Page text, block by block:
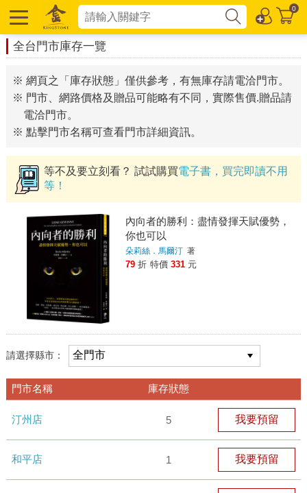
0
全台門市庫存一覽
※ 網頁之「庫存狀態」僅供參考，有無庫存請電洽門市。
※ 門市、網路價格及贈品可能略有不同，實際售價.贈品請
電洽門市。
※ 點擊門市名稱可查看門市詳細資訊。
等不及要立刻看？ 試試購買電子書，買完即讀不用
等！
內向者的勝利：盡情發揮天賦優勢，
你也可以
朵莉絲．馬爾汀 著
79 折 特價 331 元
請選擇縣市：
門市名稱 庫存狀態
汀州店 5 我要預留
和平店 1 我要預留